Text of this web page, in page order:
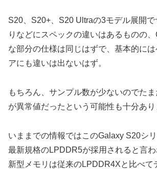
S20、S20+、S20 Ultraの3モデル展開で
りなどにスペックの違いはあるものの
な部分の仕様は同じはずで、基本的に
アにも違いは出ないはず。
もちろん、サンプル数が少ないのでた
が異常値だったという可能性も十分あり
いままでの情報ではこのGalaxy S20シ
最新規格のLPDDR5が採用されると言
新型メモリは従来のLPDDR4Xと比べて